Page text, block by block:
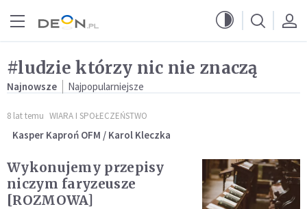
#ludzie którzy nic nie znaczą
Najnowsze Najpopularniejsze
8 lat temu WIARA I SPOŁECZEŃSTWO
Kasper Kaproń OFM / Karol Kleczka
Wykonujemy przepisy
niczym faryzeusze
[ROZMOWA]